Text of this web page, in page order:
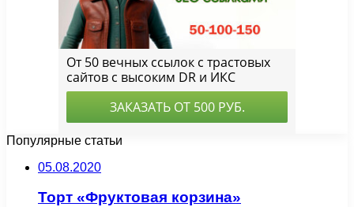
Популярные статьи
05.08.2020
Торт «Фруктовая корзина»